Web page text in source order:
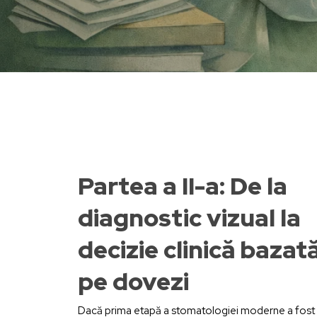
Hit enter to search or ESC to close
Partea a II-a: De la
diagnostic vizual la
decizie clinică
pe dovezi
Dacă prima etapă a stomatologiei moderne a fost